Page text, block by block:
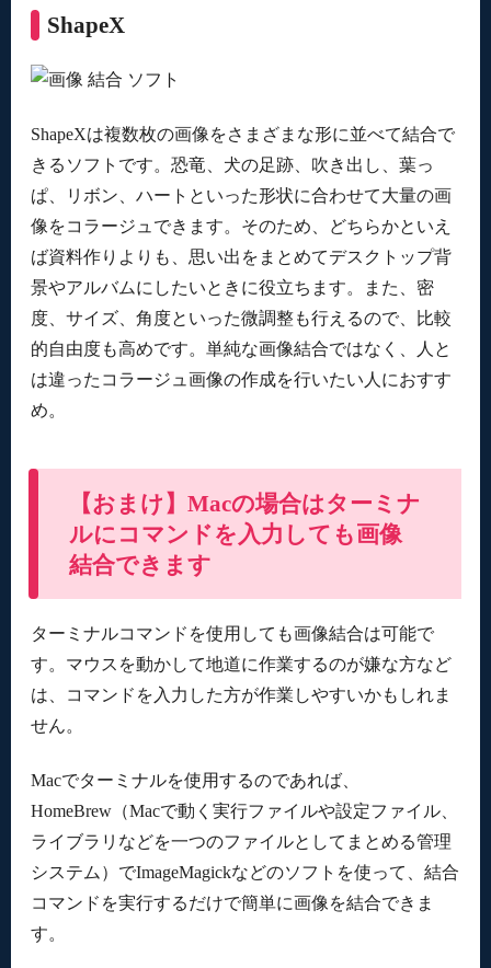
ShapeX
ShapeXは複数枚の画像をさまざまな形に並べて結合で
きるソフトです。恐竜、犬の足跡、吹き出し、葉っ
ぱ、リボン、ハートといった形状に合わせて大量の画
像をコラージュできます。そのため、どちらかといえ
ば資料作りよりも、思い出をまとめてデスクトップ背
景やアルバムにしたいときに役立ちます。また、密
度、サイズ、角度といった微調整も行えるので、比較
的自由度も高めです。単純な画像結合ではなく、人と
は違ったコラージュ画像の作成を行いたい人におすす
め。
【おまけ】Macの場合はターミナ
ルにコマンドを入力しても画像
結合できます
ターミナルコマンドを使用しても画像結合は可能で
す。マウスを動かして地道に作業するのが嫌な方など
は、コマンドを入力した方が作業しやすいかもしれま
せん。
Macでターミナルを使用するのであれば、
HomeBrew（Macで動く実行ファイルや設定ファイル、
ライブラリなどを一つのファイルとしてまとめる管理
システム）でImageMagickなどのソフトを使って、結合
コマンドを実行するだけで簡単に画像を結合できま
す。